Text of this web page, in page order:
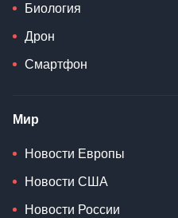
Биология
Дрон
Смартфон
Мир
Новости Европы
Новости США
Новости России